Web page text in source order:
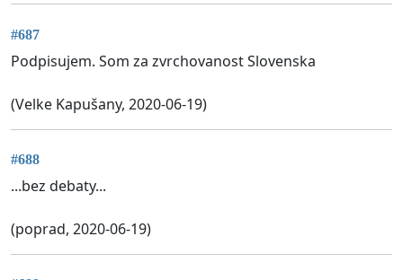
#687
Podpisujem. Som za zvrchovanost Slovenska
(Velke Kapušany, 2020-06-19)
#688
...bez debaty...
(poprad, 2020-06-19)